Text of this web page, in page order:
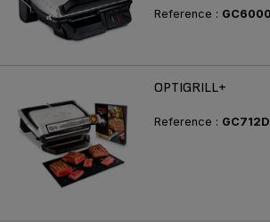
Reference :
OPTIGRILL+
Reference :